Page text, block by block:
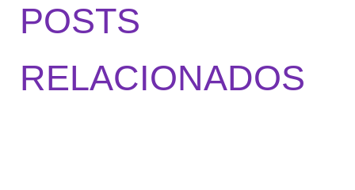
POSTS
RELACIONADOS